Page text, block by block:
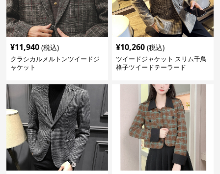
¥11,940 (税込)
クラシカルメルトンツイードジ
ャケット
¥10,260 (税込)
ツイードジャケット スリム千鳥
格子ツイードテーラード